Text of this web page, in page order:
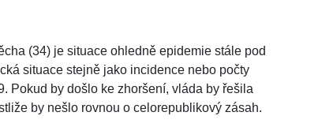
(34) je situace ohledně epidemie stále pod
situace stejně jako incidence nebo počty
Pokud by došlo ke zhoršení, vláda by řešila
by nešlo rovnou o celorepublikový zásah.